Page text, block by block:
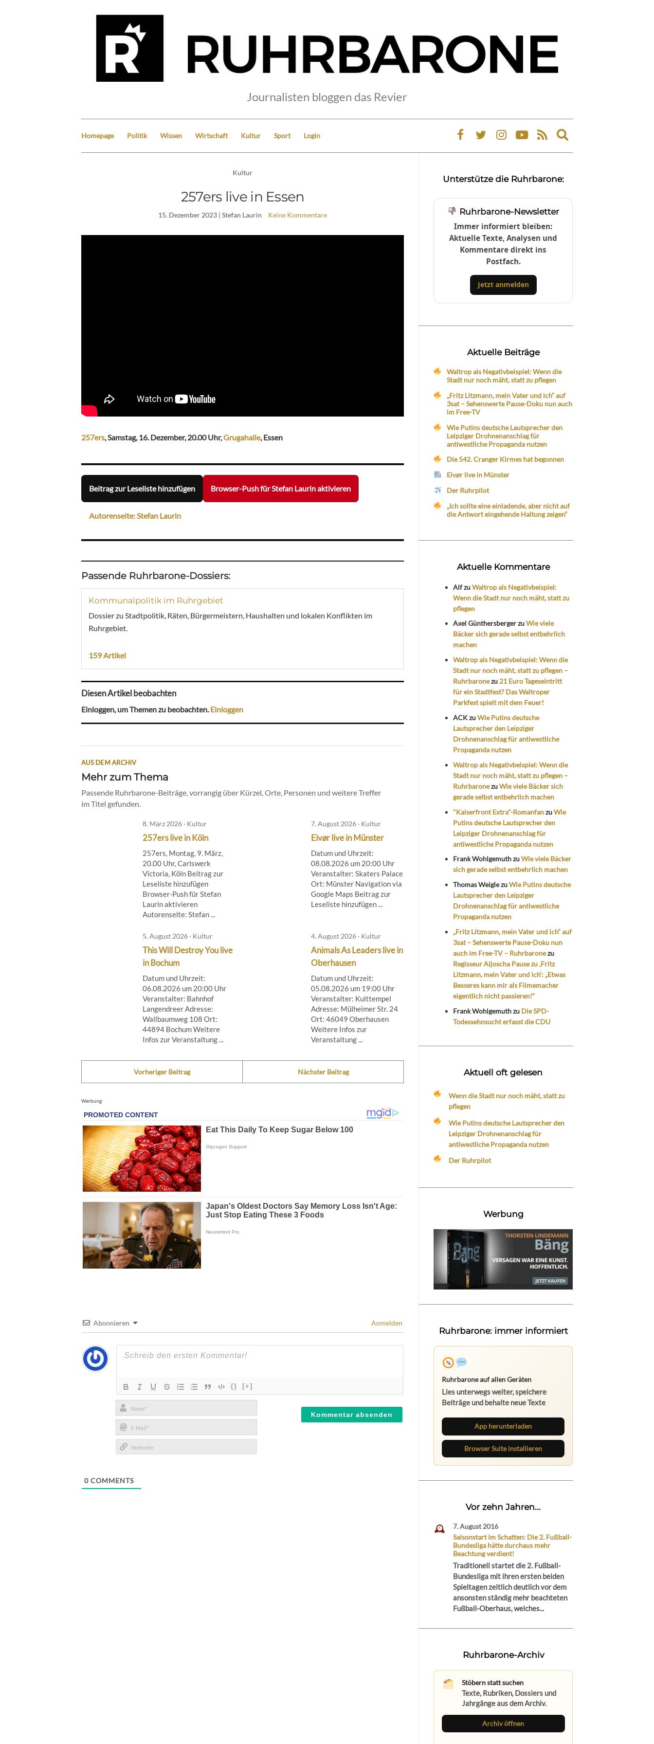
Journalisten bloggen das Revier
Homepage Politik Wissen Wirtschaft Kultur Sport Login
Expand
search
Kultur
257ers live in Essen
15. Dezember 2023 | Stefan Laurin Keine Kommentare
257ers, Samstag, 16. Dezember, 20.00 Uhr,Grugahalle, Essen
Beitrag zur Leseliste hinzufügen Browser-Push für Stefan Laurin aktivieren
Autorenseite: Stefan Laurin
Passende Ruhrbarone-Dossiers:
Kommunalpolitik im Ruhrgebiet
Dossier zu Stadtpolitik, Räten, Bürgermeistern, Haushalten und lokalen Konflikten im
Ruhrgebiet.
159 Artikel
Diesen Artikel beobachten
Einloggen, um Themen zu beobachten.Einloggen
AUS DEM ARCHIV
Mehr zum Thema
Passende Ruhrbarone-Beiträge, vorrangig über Kürzel, Orte, Personen und weitere Treffer
im Titel gefunden.
8. März 2026 · Kultur
257ers live in Köln
257ers, Montag, 9. März,
20.00 Uhr, Carlswerk
Victoria, Köln Beitrag zur
Leseliste hinzufügen
Browser-Push für Stefan
Laurin aktivieren
Autorenseite: Stefan ...
7. August 2026 · Kultur
Eivør live in Münster
Datum und Uhrzeit:
08.08.2026 um 20:00 Uhr
Veranstalter: Skaters Palace
Ort: Münster Navigation via
Google Maps Beitrag zur
Leseliste hinzufügen ...
5. August 2026 · Kultur
This Will Destroy You live
in Bochum
Datum und Uhrzeit:
06.08.2026 um 20:00 Uhr
Veranstalter: Bahnhof
Langendreer Adresse:
Wallbaumweg 108 Ort:
44894 Bochum Weitere
Infos zur Veranstaltung ...
4. August 2026 · Kultur
Animals As Leaders live in
Oberhausen
Datum und Uhrzeit:
05.08.2026 um 19:00 Uhr
Veranstalter: Kulttempel
Adresse: Mülheimer Str. 24
Ort: 46049 Oberhausen
Weitere Infos zur
Veranstaltung ...
Vorheriger Beitrag Nächster Beitrag
Werbung
Abonnieren Anmelden
{} [+]
Name*
E-
Mail*
0 COMMENTS
Unterstütze die Ruhrbarone:
Ruhrbarone-Newsletter
Immer informiert bleiben:
Aktuelle Texte, Analysen und
Kommentare direkt ins
Postfach.
Jetzt anmelden
Aktuelle Beiträge
Waltrop als Negativbeispiel: Wenn die
Stadt nur noch mäht, statt zu pflegen
„Fritz Litzmann, mein Vater und ich“ auf
3sat – Sehenswerte Pause-Doku nun auch
im Free-TV
Wie Putins deutsche Lautsprecher den
Leipziger Drohnenanschlag für
antiwestliche Propaganda nutzen
Die 542. Cranger Kirmes hat begonnen
Eivør live in Münster
Der Ruhrpilot
„Ich sollte eine einladende, aber nicht auf
die Antwort eingehende Haltung zeigen“
Aktuelle Kommentare
AlfzuWaltrop als Negativbeispiel:
Wenn die Stadt nur noch mäht, statt zu
pflegen
Axel GünthersbergerzuWie viele
Bäcker sich gerade selbst entbehrlich
machen
Waltrop als Negativbeispiel: Wenn die
Stadt nur noch mäht, statt zu pflegen –
Ruhrbaronezu 21 Euro Tageseintritt
für ein Stadtfest? Das Waltroper
Parkfest spielt mit dem Feuer!
ACKzuWie Putins deutsche
Lautsprecher den Leipziger
Drohnenanschlag für antiwestliche
Propaganda nutzen
Waltrop als Negativbeispiel: Wenn die
Stadt nur noch mäht, statt zu pflegen –
RuhrbaronezuWie viele Bäcker sich
gerade selbst entbehrlich machen
"Kaiserfront Extra"-RomanfanzuWie
Putins deutsche Lautsprecher den
Leipziger Drohnenanschlag für
antiwestliche Propaganda nutzen
Frank WohlgemuthzuWie viele Bäcker
sich gerade selbst entbehrlich machen
Thomas WeiglezuWie Putins deutsche
Lautsprecher den Leipziger
Drohnenanschlag für antiwestliche
Propaganda nutzen
„Fritz Litzmann, mein Vater und ich“ auf
3sat – Sehenswerte Pause-Doku nun
auch im Free-TV – Ruhrbaronezu
Regisseur Aljoscha Pause zu ‚Fritz
Litzmann, mein Vater und ich‘: „Etwas
Besseres kann mir als Filmemacher
eigentlich nicht passieren!“
Frank Wohlgemuthzu Die SPD-
Todessehnsucht erfasst die CDU
Aktuell oft gelesen
Wenn die Stadt nur noch mäht, statt zu
pflegen
Wie Putins deutsche Lautsprecher den
Leipziger Drohnenanschlag für
antiwestliche Propaganda nutzen
Der Ruhrpilot
Werbung
Ruhrbarone: immer informiert
Ruhrbarone auf allen Geräten
Lies unterwegs weiter, speichere
Beiträge und behalte neue Texte
App herunterladen
Browser Suite installieren
Vor zehn Jahren...
7. August 2016
Saisonstart im Schatten: Die 2. Fußball-
Bundesliga hätte durchaus mehr
Beachtung verdient!
Traditionell startet die 2. Fußball-
Bundesliga mit ihren ersten beiden
Spieltagen zeitlich deutlich vor dem
ansonsten ständig mehr beachteten
Fußball-Oberhaus, welches...
Ruhrbarone-Archiv
Stöbern statt suchen
Texte, Rubriken, Dossiers und
Jahrgänge aus dem Archiv.
Archiv öffnen